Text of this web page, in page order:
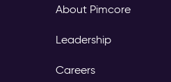
About Pimcore
Leadership
Careers